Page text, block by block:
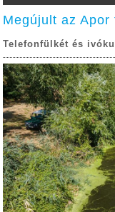
Megújult az Apor
Telefonfülkét és